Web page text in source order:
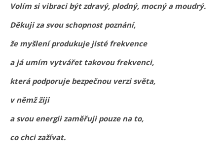
Volím si vibraci být zdravý, plodný, mocný a moudrý.
Děkuji za svou schopnost poznání,
že myšlení produkuje jisté frekvence
a já umím vytvářet takovou frekvenci,
která podporuje bezpečnou verzi světa,
v němž žiji
a svou energii zaměřuji pouze na to,
co chci zažívat.